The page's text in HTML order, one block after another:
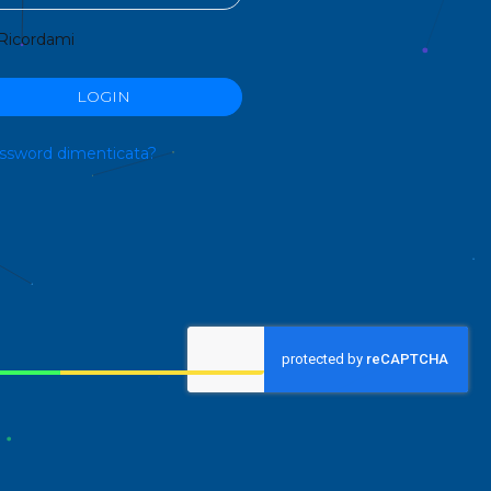
LOGIN
dimenticata?